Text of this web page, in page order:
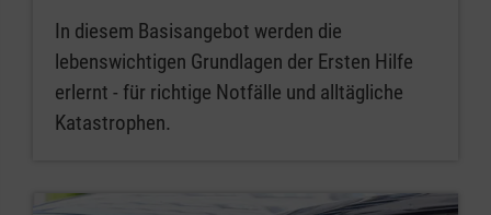
In diesem Basisangebot werden die
lebenswichtigen Grundlagen der Ersten Hilfe
erlernt - für richtige Notfälle und alltägliche
Katastrophen.